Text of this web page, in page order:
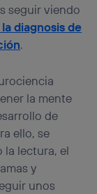
seguir viendo
la diagnosis de
.
la mente
de
ello, se
la lectura, el
y
unos